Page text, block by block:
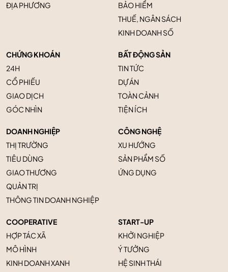
ĐỊA PHƯƠNG
BẢO HIỂM
THUẾ, NGÂN SÁCH
KINH DOANH SỐ
CHỨNG KHOÁN
24H
CỔ PHIẾU
GIAO DỊCH
GÓC NHÌN
BẤT ĐỘNG SẢN
TIN TỨC
DỰ ÁN
TOÀN CẢNH
TIỆN ÍCH
DOANH NGHIỆP
THỊ TRƯỜNG
TIÊU DÙNG
GIAO THƯƠNG
QUẢN TRỊ
THÔNG TIN DOANH NGHIỆP
CÔNG NGHỆ
XU HƯỚNG
SẢN PHẨM SỐ
ỨNG DỤNG
COOPERATIVE
HỢP TÁC XÃ
MÔ HÌNH
KINH DOANH XANH
START-UP
KHỞI NGHIỆP
Ý TƯỞNG
HỆ SINH THÁI